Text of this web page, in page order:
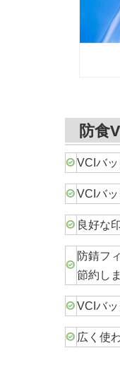
防食
VCIバ
VCIバ
良好な
防錆フ
節約し
VCIバ
広く使